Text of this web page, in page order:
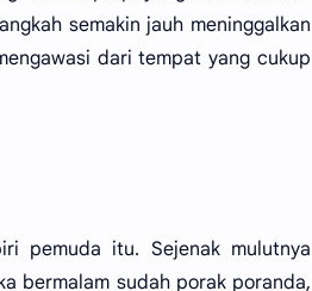
semakin jauh meninggalkan
dari tempat yang cukup
pemuda itu. Sejenak mulutnya
bermalam sudah porak poranda,